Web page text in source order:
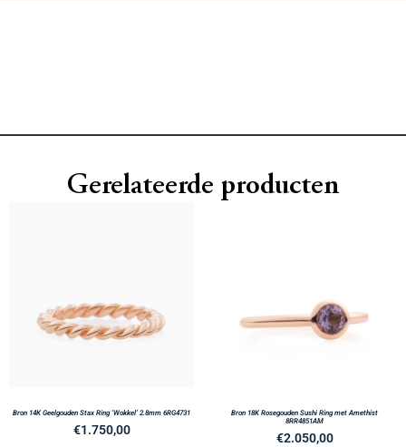
Gerelateerde producten
Bron 14K Geelgouden Stax Ring ‘Wokkel’ 2.8mm 6RG4731
€1.750,00
Bron 18K Rosegouden Sushi Ring met Amethist
8RR4851AM
€2.050,00